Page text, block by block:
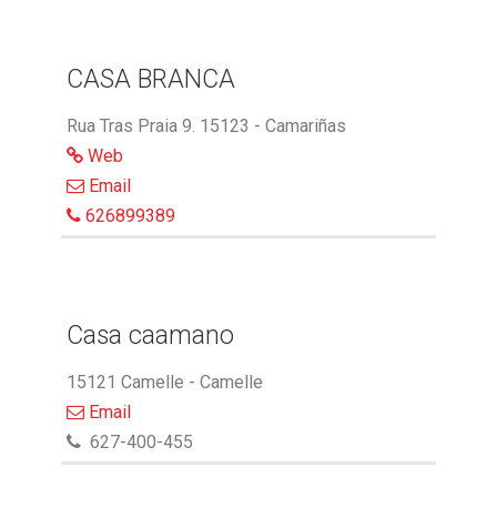
CASA BRANCA
Rua Tras Praia 9. 15123 - Camariñas
Web
Email
626899389
Casa caamano
15121 Camelle - Camelle
Email
627-400-455